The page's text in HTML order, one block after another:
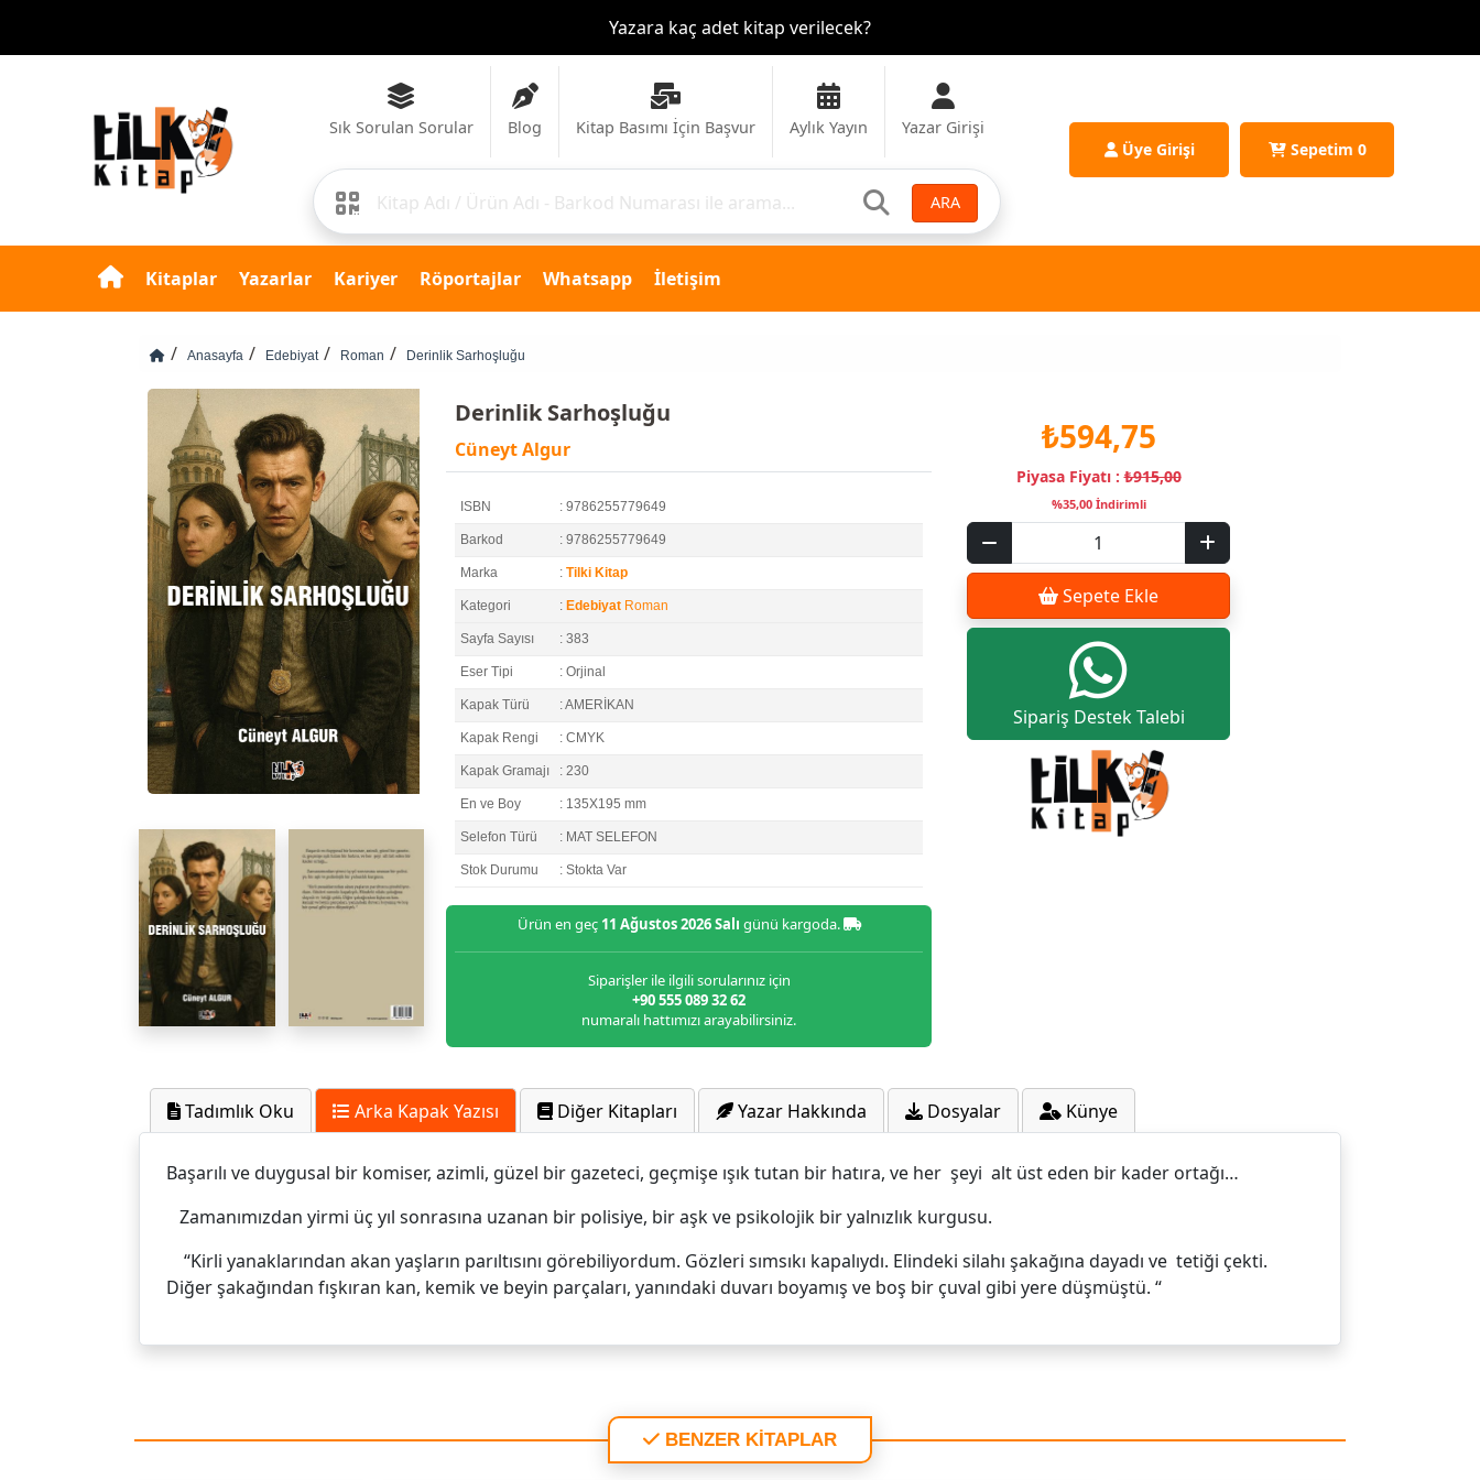
Yazara kaç adet kitap verilecek?
Sık Sorulan Sorular Blog Kitap Basımı İçin Başvur Aylık Yayın Yazar Girişi
ARA
Üye Girişi Sepetim 0
Kitaplar Yazarlar Kariyer Röportajlar Whatsapp İletişim
Anasayfa Edebiyat Roman Derinlik Sarhoşluğu
Derinlik Sarhoşluğu
Cüneyt Algur
ISBN : 9786255779649
Barkod : 9786255779649
Marka : Tilki Kitap
Kategori : Edebiyat Roman
Sayfa Sayısı : 383
Eser Tipi : Orjinal
Kapak Türü : AMERİKAN
Kapak Rengi : CMYK
Kapak Gramajı : 230
En ve Boy : 135X195 mm
Selefon Türü : MAT SELEFON
Stok Durumu : Stokta Var
Ürün en geç 11 Ağustos 2026 Salı günü kargoda.
Siparişler ile ilgili sorularınız için
+90 555 089 32 62
numaralı hattımızı arayabilirsiniz.
₺594,75
Piyasa Fiyatı :₺915,00
%35,00 İndirimli
Sepete Ekle
Sipariş Destek Talebi
Tadımlık Oku Arka Kapak Yazısı Diğer Kitapları Yazar Hakkında Dosyalar Künye
Başarılı ve duygusal bir komiser, azimli, güzel bir gazeteci, geçmişe ışık tutan bir hatıra, ve her şeyi alt üst eden bir kader ortağı…
Zamanımızdan yirmi üç yıl sonrasına uzanan bir polisiye, bir aşk ve psikolojik bir yalnızlık kurgusu.
“Kirli yanaklarından akan yaşların parıltısını görebiliyordum. Gözleri sımsıkı kapalıydı. Elindeki silahı şakağına dayadı ve tetiği çekti.
Diğer şakağından fışkıran kan, kemik ve beyin parçaları, yanındaki duvarı boyamış ve boş bir çuval gibi yere düşmüştü. “
BENZER KİTAPLAR